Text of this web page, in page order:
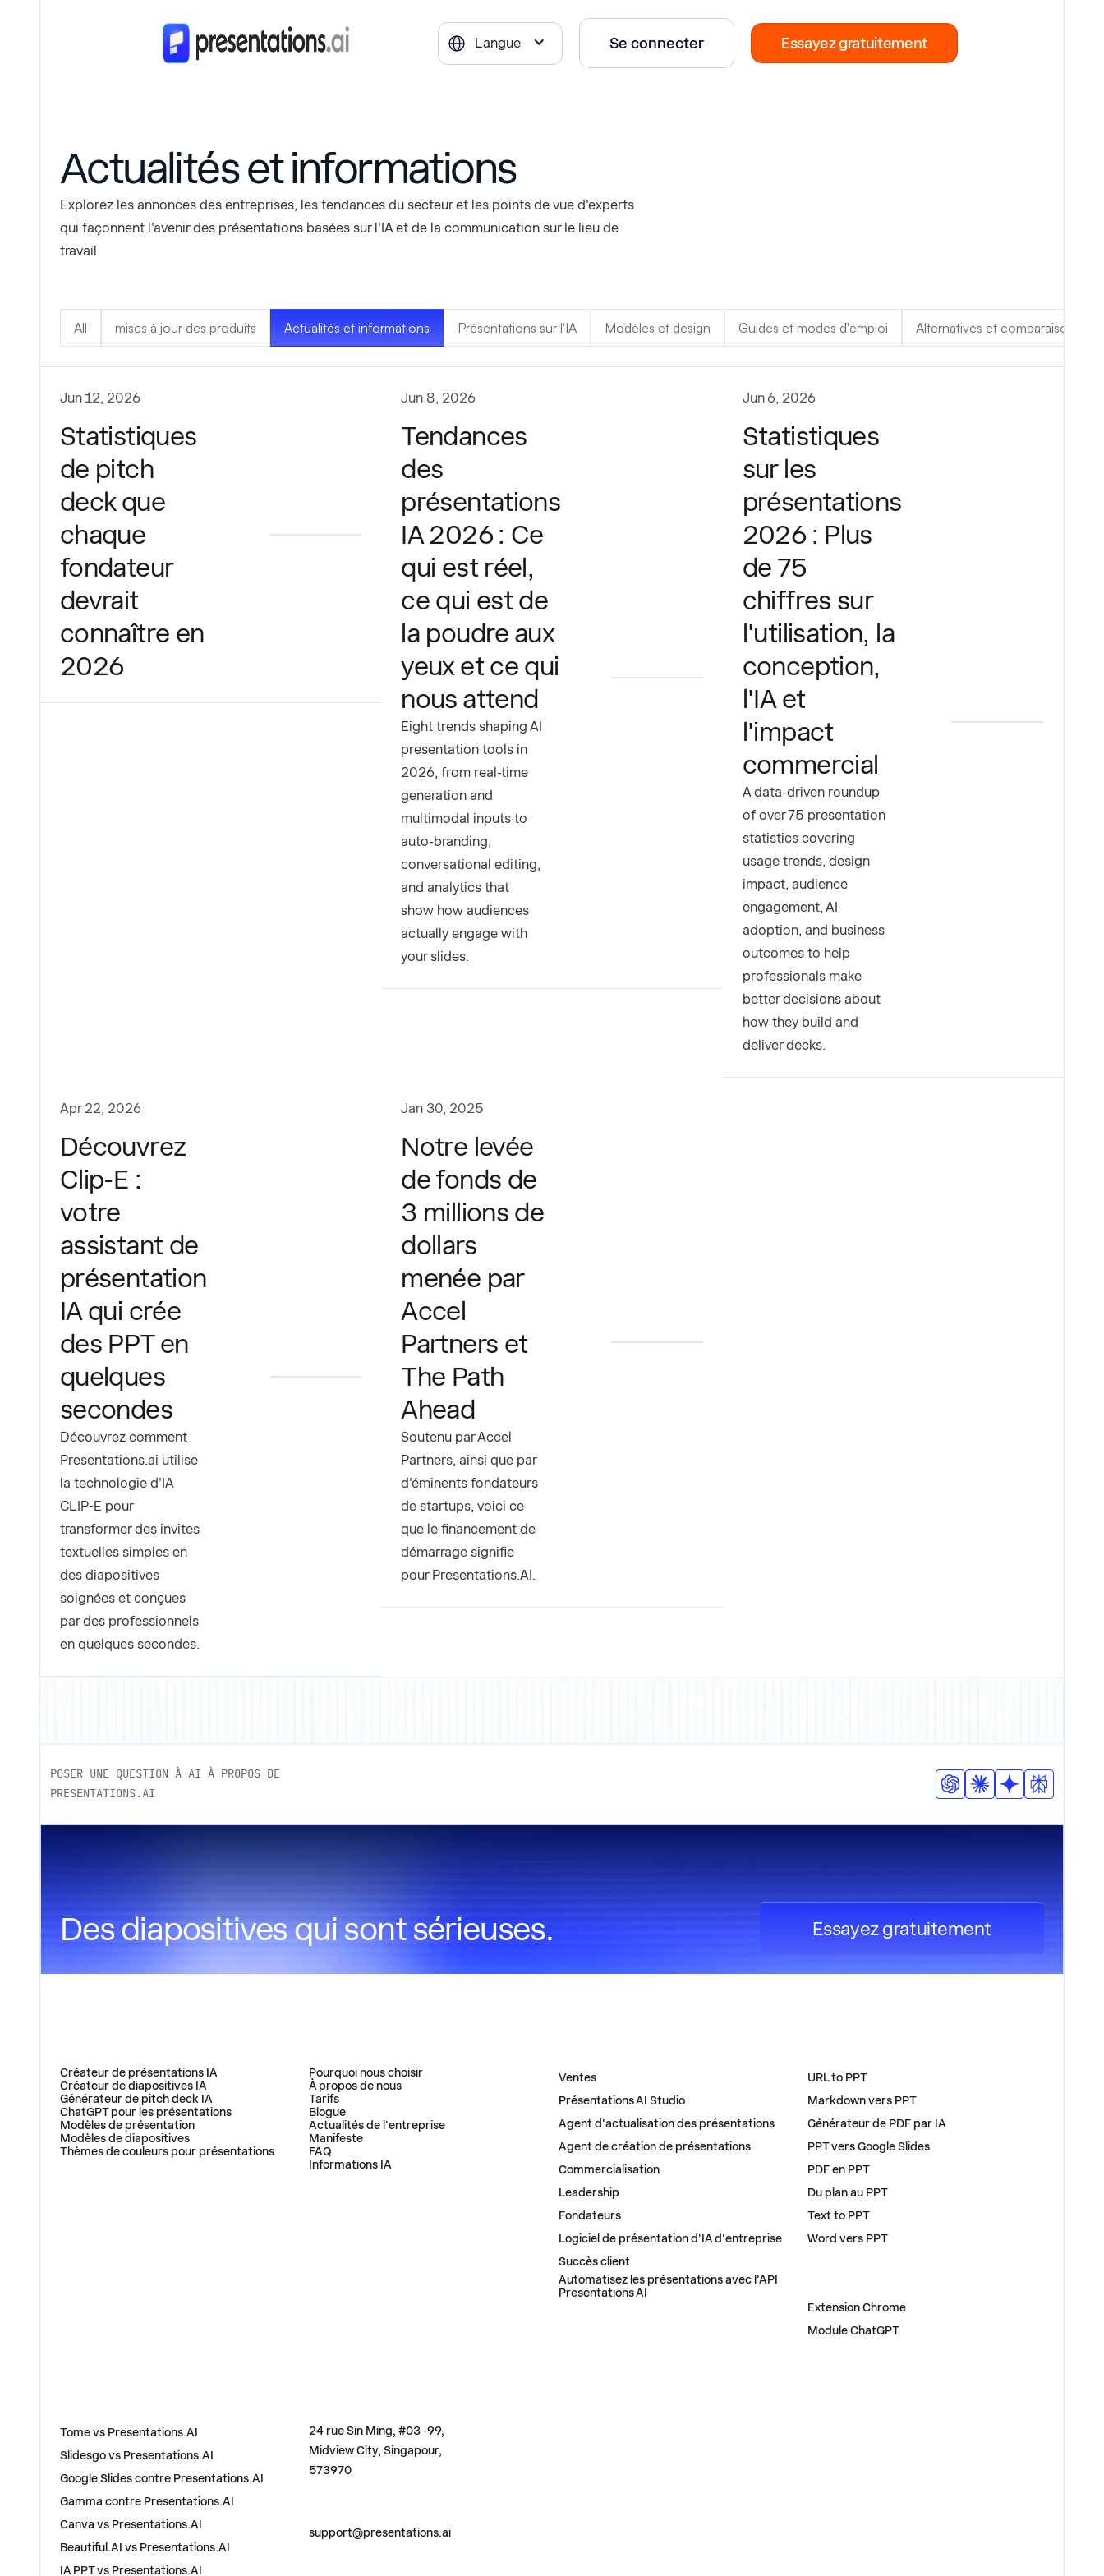
Langue Se connecter Essayez gratuitement
Actualités et informations
Explorez les annonces des entreprises, les tendances du secteur et les points de vue d'experts
qui façonnent l'avenir des présentations basées sur l'IA et de la communication sur le lieu de
travail
All mises à jour des produits Actualités et informations Présentations sur l'IA Modèles et design Guides et modes d'emploi Alternatives et comparaison
Jun 12, 2026
Statistiques
de pitch
deck que
chaque
fondateur
devrait
connaître en
2026
Jun 8, 2026
Tendances
des
présentations
IA 2026 : Ce
qui est réel,
ce qui est de
la poudre aux
yeux et ce qui
nous attend
Eight trends shaping AI
presentation tools in
2026, from real-time
generation and
multimodal inputs to
auto-branding,
conversational editing,
and analytics that
show how audiences
actually engage with
your slides.
Jun 6, 2026
Statistiques
sur les
présentations
2026 : Plus
de 75
chiffres sur
l'utilisation, la
conception,
l'IA et
l'impact
commercial
A data-driven roundup
of over 75 presentation
statistics covering
usage trends, design
impact, audience
engagement, AI
adoption, and business
outcomes to help
professionals make
better decisions about
how they build and
deliver decks.
Apr 22, 2026
Découvrez
Clip-E :
votre
assistant de
présentation
IA qui crée
des PPT en
quelques
secondes
Découvrez comment
Presentations.ai utilise
la technologie d'IA
CLIP-E pour
transformer des invites
textuelles simples en
des diapositives
soignées et conçues
par des professionnels
en quelques secondes.
Jan 30, 2025
Notre levée
de fonds de
3 millions de
dollars
menée par
Accel
Partners et
The Path
Ahead
Soutenu par Accel
Partners, ainsi que par
d'éminents fondateurs
de startups, voici ce
que le financement de
démarrage signifie
pour Presentations.AI.
POSER UNE QUESTION À AI À PROPOS DE
PRESENTATIONS.AI
Des diapositives qui sont sérieuses. Essayez gratuitement
Créateur de présentations IA
Créateur de diapositives IA
Générateur de pitch deck IA
ChatGPT pour les présentations
Modèles de présentation
Modèles de diapositives
Thèmes de couleurs pour présentations
Pourquoi nous choisir
À propos de nous
Tarifs
Blogue
Actualités de l'entreprise
Manifeste
FAQ
Informations IA
Ventes
Présentations AI Studio
Agent d'actualisation des présentations
Agent de création de présentations
Commercialisation
Leadership
Fondateurs
Logiciel de présentation d'IA d'entreprise
Succès client
Automatisez les présentations avec l'API
Presentations AI
URL to PPT
Markdown vers PPT
Générateur de PDF par IA
PPT vers Google Slides
PDF en PPT
Du plan au PPT
Text to PPT
Word vers PPT
Extension Chrome
Module ChatGPT
Tome vs Presentations.AI
Slidesgo vs Presentations.AI
Google Slides contre Presentations.AI
Gamma contre Presentations.AI
Canva vs Presentations.AI
Beautiful.AI vs Presentations.AI
IA PPT vs Presentations.AI
24 rue Sin Ming, #03 -99,
Midview City, Singapour,
573970
support@presentations.ai